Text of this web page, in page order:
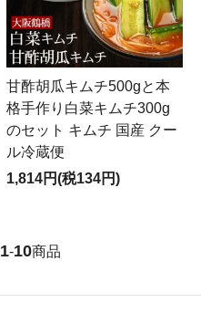
甘酢胡瓜キムチ500gと本
格手作り白菜キムチ300g
のセット キムチ 国産 クー
ル冷蔵便
1,814円(税134円)
1-10商品